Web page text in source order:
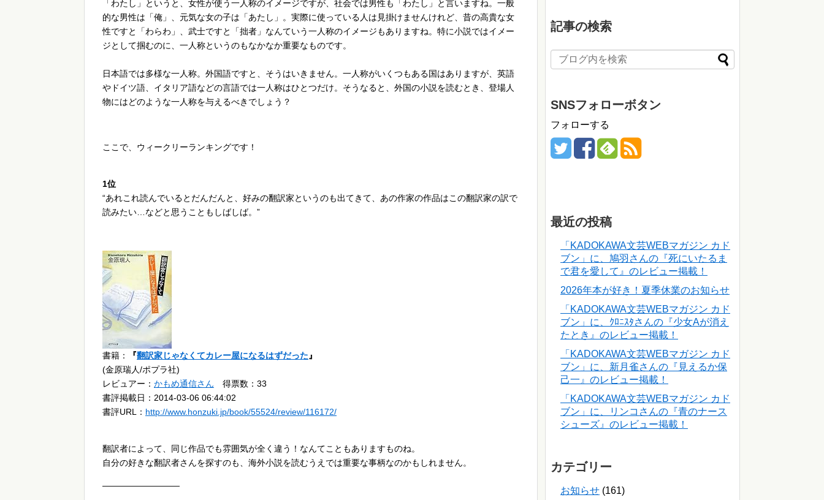
「わたし」というと、女性が使う一人称のイメージですが、社会では男性も「わたし」と言いますね。一般
的な男性は「俺」、元気な女の子は「あたし」。実際に使っている人は見掛けませんけれど、昔の高貴な女
性ですと「わらわ」、武士ですと「拙者」なんていう一人称のイメージもありますね。特に小説ではイメー
ジとして掴むのに、一人称というのもなかなか重要なものです。
日本語では多様な一人称。外国語ですと、そうはいきません。一人称がいくつもある国はありますが、英語
やドイツ語、イタリア語などの言語では一人称はひとつだけ。そうなると、外国の小説を読むとき、登場人
物にはどのような一人称を与えるべきでしょう？
ここで、ウィークリーランキングです！
1位
“あれこれ読んでいるとだんだんと、好みの翻訳家というのも出てきて、あの作家の作品はこの翻訳家の訳で
読みたい…などと思うこともしばしば。”
書籍： 『翻訳家じゃなくてカレー屋になるはずだった』
(金原瑞人/ポプラ社)
レビュアー： かもめ通信さん 得票数：33
書評掲載日：2014-03-06 06:44:02
書評URL： http://www.honzuki.jp/book/55524/review/116172/
翻訳者によって、同じ作品でも雰囲気が全く違う！なんてこともありますものね。
自分の好きな翻訳者さんを探すのも、海外小説を読むうえでは重要な事柄なのかもしれません。
—————————
記事の検索
SNSフォローボタン
フォローする
最近の投稿
「KADOKAWA文芸WEBマガジン カド
ブン」に、鳩羽さんの『死にいたるま
で君を愛して』のレビュー掲載！
2026年本が好き！夏季休業のお知らせ
「KADOKAWA文芸WEBマガジン カド
ブン」に、ｸﾛﾆｽﾀさんの『少女Aが消え
たとき』のレビュー掲載！
「KADOKAWA文芸WEBマガジン カド
ブン」に、新月雀さんの『見えるか保
己一』のレビュー掲載！
「KADOKAWA文芸WEBマガジン カド
ブン」に、リンコさんの『青のナース
シューズ』のレビュー掲載！
カテゴリー
お知らせ (161)